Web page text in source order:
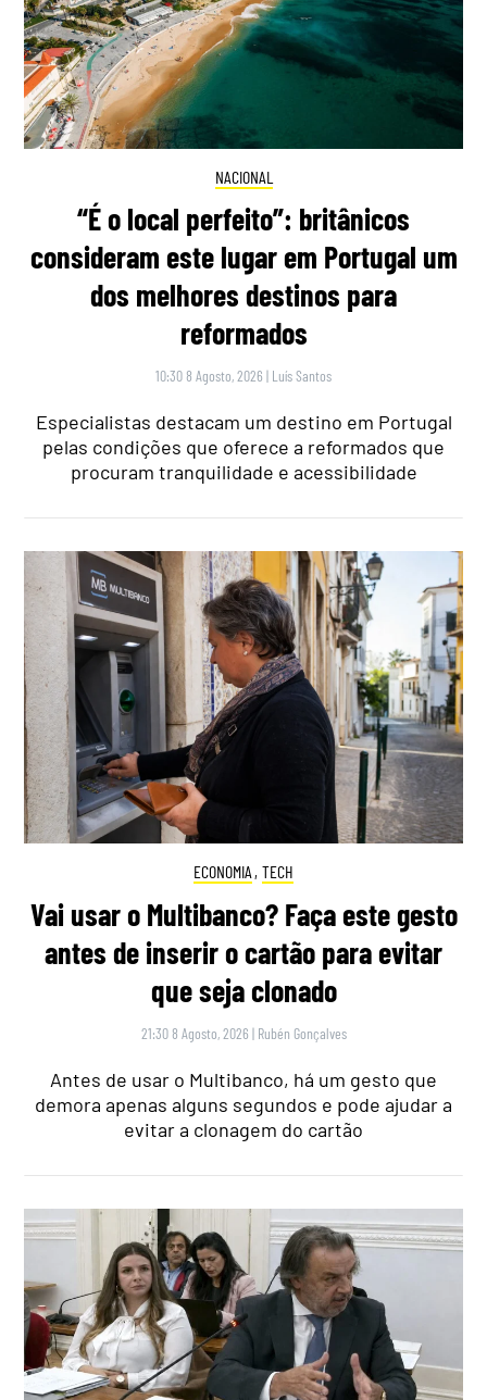
NACIONAL
“É o local perfeito”: britânicos
consideram este lugar em Portugal um
dos melhores destinos para
reformados
10:30 8 Agosto, 2026 | Luís Santos
Especialistas destacam um destino em Portugal
pelas condições que oferece a reformados que
procuram tranquilidade e acessibilidade
ECONOMIA , TECH
Vai usar o Multibanco? Faça este gesto
antes de inserir o cartão para evitar
que seja clonado
21:30 8 Agosto, 2026 | Rubén Gonçalves
Antes de usar o Multibanco, há um gesto que
demora apenas alguns segundos e pode ajudar a
evitar a clonagem do cartão